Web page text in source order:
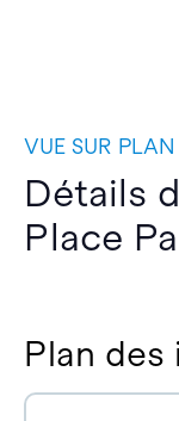
VUE SUR PLAN
Détails
Place
Plan des